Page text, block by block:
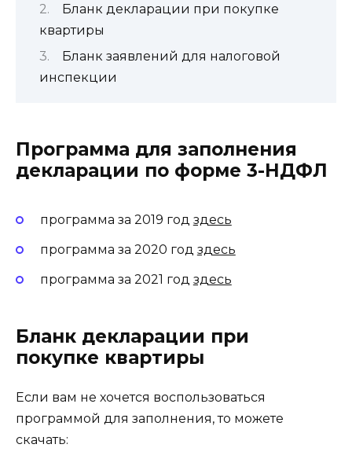
Бланк декларации при покупке
квартиры
Бланк заявлений для налоговой
инспекции
Программа для заполнения
декларации по форме 3-НДФЛ
программа за 2019 год здесь
программа за 2020 год здесь
программа за 2021 год здесь
Бланк декларации при
покупке квартиры
Если вам не хочется воспользоваться
программой для заполнения, то можете
скачать: